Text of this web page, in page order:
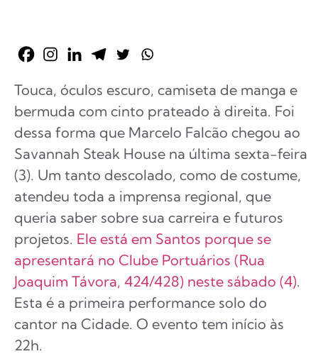
Touca, óculos escuro, camiseta de manga e
bermuda com cinto prateado à direita. Foi
dessa forma que Marcelo Falcão chegou ao
Savannah Steak House na última sexta-feira
(3). Um tanto descolado, como de costume,
atendeu toda a imprensa regional, que
queria saber sobre sua carreira e futuros
projetos. Ele está em Santos porque se
apresentará no Clube Portuários (Rua
Joaquim Távora, 424/428) neste sábado (4).
Esta é a primeira performance solo do
cantor na Cidade. O evento tem início às
22h.